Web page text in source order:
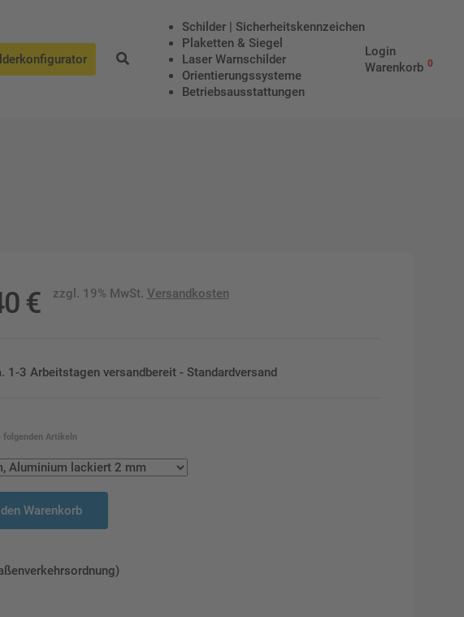
Schilder | Sicherheitskennzeichen
Plaketten & Siegel
Laser Warnschilder
Orientierungssysteme
Betriebs­aus­stattungen
Login
Warenkorb 0
€ zzgl. 19% MwSt. Versandkosten
1-3 Arbeitstagen versandbereit - Standardversand
folgenden Artikeln
Warenkorb